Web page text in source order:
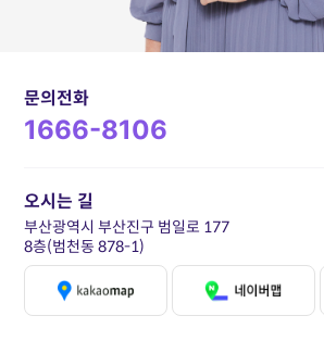
문의전화
1666-8106
오시는 길
부산광역시 부산진구 범일로 177
8층(범천동 878-1)